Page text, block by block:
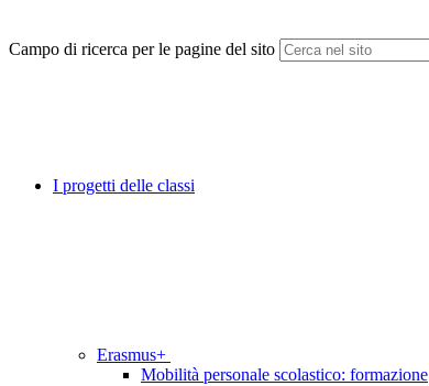
Campo di ricerca per le pagine del sito
I progetti delle classi
Erasmus+
Mobilità personale scolastico: formazione